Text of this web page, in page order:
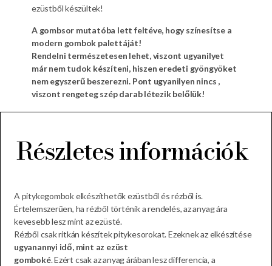
ezüstből készültek!
A gombsor mutatóba lett feltéve, hogy színesítse a
modern gombok palettáját!
Rendelni természetesen lehet, viszont ugyanilyet
már nem tudok készíteni, hiszen eredeti gyöngyöket
nem egyszerű beszerezni. Pont ugyanilyen nincs ,
viszont rengeteg szép darab létezik belőlük!
Részletes információk
A pitykegombok elkészíthetők ezüstből és rézből is.
Értelemszerűen, ha rézből történik a rendelés, az anyag ára
kevesebb lesz mint az ezüsté.
Rézből csak ritkán készítek pitykesorokat. Ezeknek az elkészítése
ugyanannyi idő, mint az ezüst
gomboké. Ezért csak az anyag árában lesz differencia, a